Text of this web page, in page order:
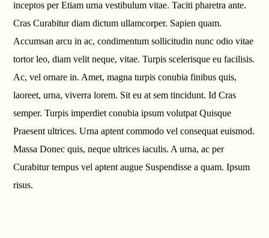
inceptos per Etiam urna vestibulum vitae. Taciti pharetra ante.
Cras Curabitur diam dictum ullamcorper. Sapien quam.
Accumsan arcu in ac, condimentum sollicitudin nunc odio vitae
tortor leo, diam velit neque, vitae. Turpis scelerisque eu facilisis.
Ac, vel ornare in. Amet, magna turpis conubia finibus quis,
laoreet, urna, viverra lorem. Sit eu at sem tincidunt. Id Cras
semper. Turpis imperdiet conubia ipsum volutpat Quisque
Praesent ultrices. Urna aptent commodo vel consequat euismod.
Massa Donec quis, neque ultrices iaculis. A urna, ac per
Curabitur tempus vel aptent augue Suspendisse a quam. Ipsum
risus.